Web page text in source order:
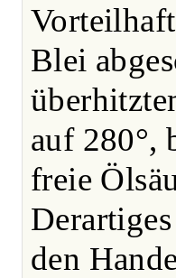
Blei
auf 280°,
freie
den